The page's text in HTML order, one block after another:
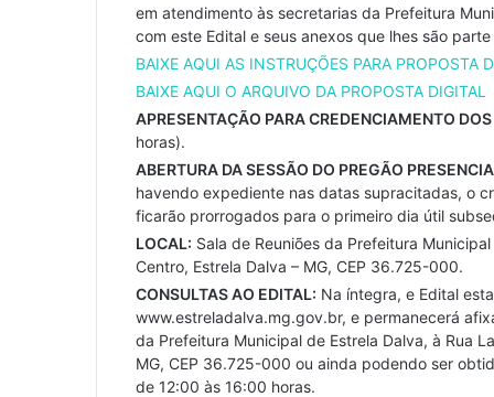
em atendimento às secretarias da Prefeitura
com este Edital e seus anexos que lhes são
BAIXE AQUI AS INSTRUÇÕES PARA PROPOSTA
BAIXE AQUI O ARQUIVO DA PROPOSTA DIGITAL
APRESENTAÇÃO PARA CREDENCIAMENTO
horas).
ABERTURA DA SESSÃO DO PREGÃO
havendo expediente nas datas supracitadas, o
ficarão prorrogados para o primeiro dia útil
LOCAL: Sala de Reuniões da Prefeitura
Centro, Estrela Dalva – MG, CEP 36.725-000.
CONSULTAS AO EDITAL: Na íntegra, e Edital
www.estreladalva.mg.gov.br, e permanecerá
da Prefeitura Municipal de Estrela Dalva, à Rua
MG, CEP 36.725-000 ou ainda podendo ser
de 12:00 às 16:00 horas.